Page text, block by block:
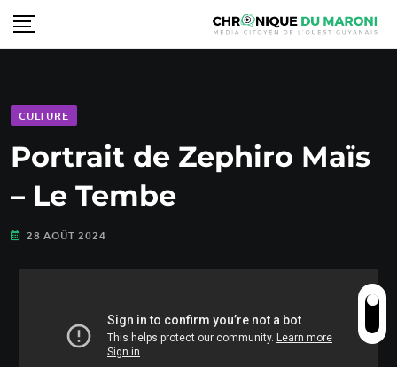
CULTURE
Portrait de Zephiro Maïs
– Le Tembe
28 AOÛT 2024